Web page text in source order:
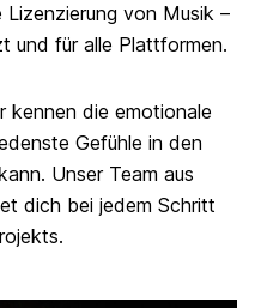
von Musik –
und für alle Plattformen.
kennen die emotionale
Gefühle in den
Unser Team aus
dich bei jedem Schritt